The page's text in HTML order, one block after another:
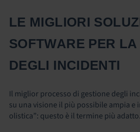
LE MIGLIORI
SOFTWARE PER
DEGLI INCIDENTI
Il miglior processo di gestione degli
su una visione il più possibile ampia e
olistica”: questo è il termine più adatto.